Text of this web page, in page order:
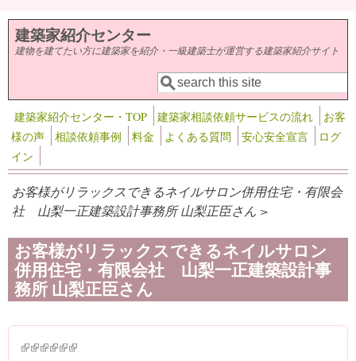
メインコンテンツに移動
建築家紹介センター
建物を建てたい方に建築家を紹介・一級建築士が運営する建築家紹介サイト
検索フォーム
検索
建築家紹介センター・TOP 建築家相談依頼サービスの流れ
お客
様の声
相談依頼事例 料金 よくある質問 安心安全宣言
ログ
イン
お客様がリラックスできるネイルサロン併用住宅・有限会
社 山梨一正建築設計事務所 山梨正臣さん >
お客様がリラックスできるネイルサロン
併用住宅・有限会社 山梨一正建築設計事
務所 山梨正臣さん
(link is external)
(link is external)
(link is external)
(link is external)
(link is external)
(link is external)